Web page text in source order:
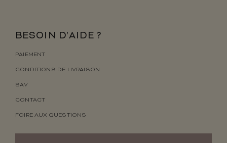
BESOIN D’AIDE ?
PAIEMENT
CONDITIONS DE LIVRAISON
SAV
CONTACT
FOIRE AUX QUESTIONS